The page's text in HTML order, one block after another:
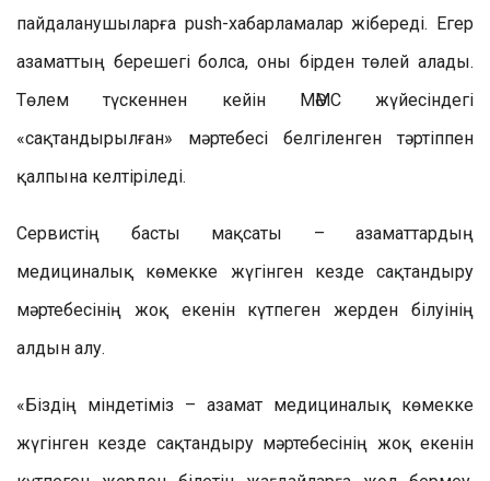
пайдаланушыларға push-хабарламалар жібереді. Егер
азаматтың берешегі болса, оны бірден төлей алады.
Төлем түскеннен кейін МӘМС жүйесіндегі
«сақтандырылған» мәртебесі белгіленген тәртіппен
қалпына келтіріледі.
Сервистің басты мақсаты – азаматтардың
медициналық көмекке жүгінген кезде сақтандыру
мәртебесінің жоқ екенін күтпеген жерден білуінің
алдын алу.
«Біздің міндетіміз – азамат медициналық көмекке
жүгінген кезде сақтандыру мәртебесінің жоқ екенін